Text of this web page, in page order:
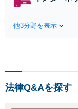
他3分野を表示
法律Q&Aを探す